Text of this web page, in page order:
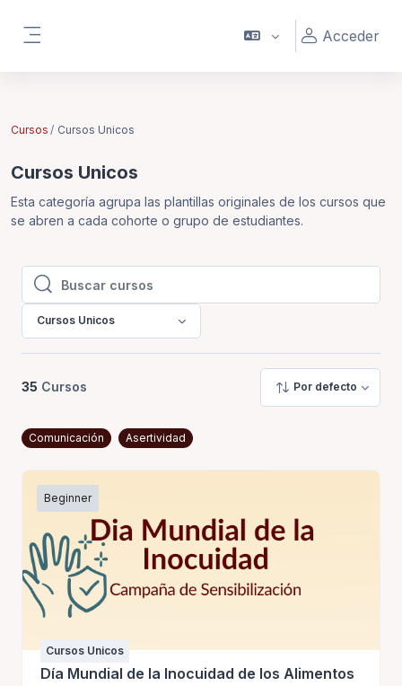
Acceder
Cursos Cursos Unicos
Cursos Unicos
Esta categoría agrupa las plantillas originales de los cursos que
se abren a cada cohorte o grupo de estudiantes.
Buscar cursos
Buscar cursos
Cursos Unicos
35 Cursos Por defecto
Comunicación Asertividad
Beginner
Cursos Unicos
Día Mundial de la Inocuidad de los Alimentos